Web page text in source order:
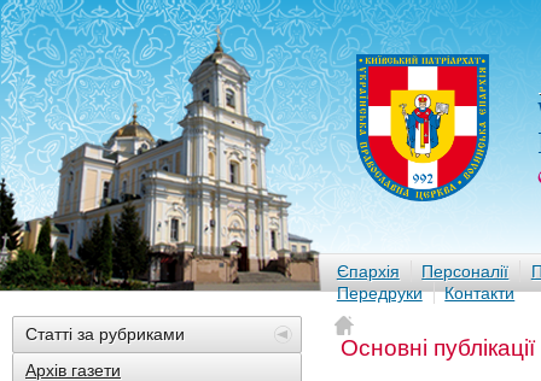
Єпархія Персоналії
Передруки
Контакти
Статті за рубриками
Архів газети
Основні